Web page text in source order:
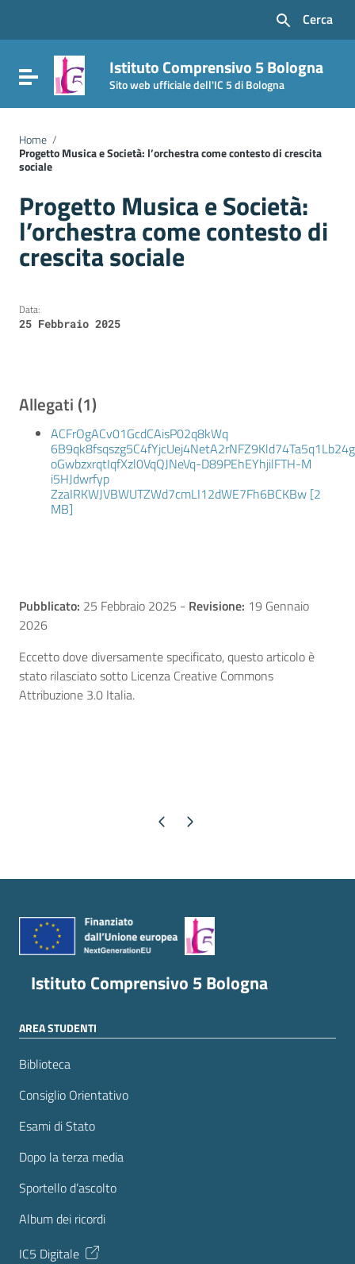
Vai al footer
Cerca
Attiva / disattiva la navigazione
Istituto Comprensivo 5 Bologna
Sito web ufficiale dell'IC 5 di Bologna
Home /
Progetto Musica e Società: l’orchestra come contesto di crescita
sociale
Progetto Musica e Società:
l’orchestra come contesto di
crescita sociale
Data:
25 Febbraio 2025
Allegati (1)
ACFrOgACv01GcdCAisP02q8kWq
oGwbzxrqtIqfXzl0VqQJNeVq-D89PEhEYhjilFTH-M
i5HJdwrfyp
ZzaIRKWJVBWUTZWd7cmLI12dWE7Fh6BCKBw [2
MB]
Pubblicato: 25 Febbraio 2025 - Revisione: 19 Gennaio
2026
Eccetto dove diversamente specificato, questo articolo è
stato rilasciato sotto Licenza Creative Commons
Attribuzione 3.0 Italia.
Pagina precedente
Pagina successiva
Istituto Comprensivo 5 Bologna
AREA STUDENTI
Biblioteca
Consiglio Orientativo
Esami di Stato
Dopo la terza media
Sportello d’ascolto
Album dei ricordi
IC5 Digitale